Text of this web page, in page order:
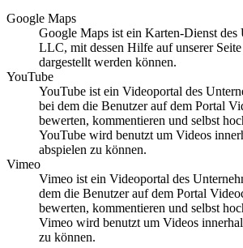
Google Maps
Google Maps ist ein Karten-Dienst des
LLC, mit dessen Hilfe auf unserer
dargestellt werden können.
YouTube
YouTube ist ein Videoportal des
bei dem die Benutzer auf dem Portal
bewerten, kommentieren und selbst
YouTube wird benutzt um Videos
abspielen zu können.
Vimeo
Vimeo ist ein Videoportal des
dem die Benutzer auf dem Portal
bewerten, kommentieren und selbst
Vimeo wird benutzt um Videos
zu können.